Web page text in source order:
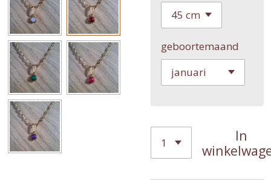
geboortemaand
In